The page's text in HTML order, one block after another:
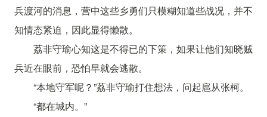
兵渡河的消息，营中这些乡勇们只模糊知道些战况，并不
知情态紧迫，因此显得懒散。
荔非守瑜心知这是不得已的下策，如果让他们知晓贼
兵近在眼前，恐怕早就会逃散。
“本地守军呢？”荔非守瑜打住想法，问起扈从张柯。
“都在城内。”